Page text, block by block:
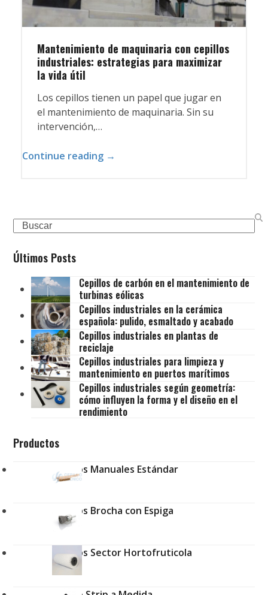
Mantenimiento de maquinaria con cepillos
industriales: estrategias para maximizar
la vida útil
Los cepillos tienen un papel que jugar en
el mantenimiento de maquinaria. Sin su
intervención,…
Continue reading →
Search
Últimos Posts
Cepillos de carbón en el mantenimiento de
turbinas eólicas
Cepillos industriales en la cerámica
española: pulido, esmaltado y acabado
Cepillos industriales en plantas de
reciclaje
Cepillos industriales para limpieza y
mantenimiento en puertos marítimos
Cepillos industriales según geometría:
cómo influyen la forma y el diseño en el
rendimiento
Productos
Cepillos Manuales Estándar
Cepillos Brocha con Espiga
Cepillos Sector Hortofruticola